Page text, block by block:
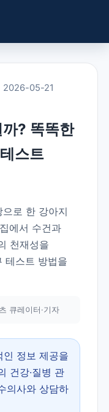
2026-05-21
? 똑똑한
스트
로 한 강아지
에서 수건과
천재성을
테스트 방법을
큐레이터·기자
인 정보 제공을
건강·질병 관
의사와 상담하